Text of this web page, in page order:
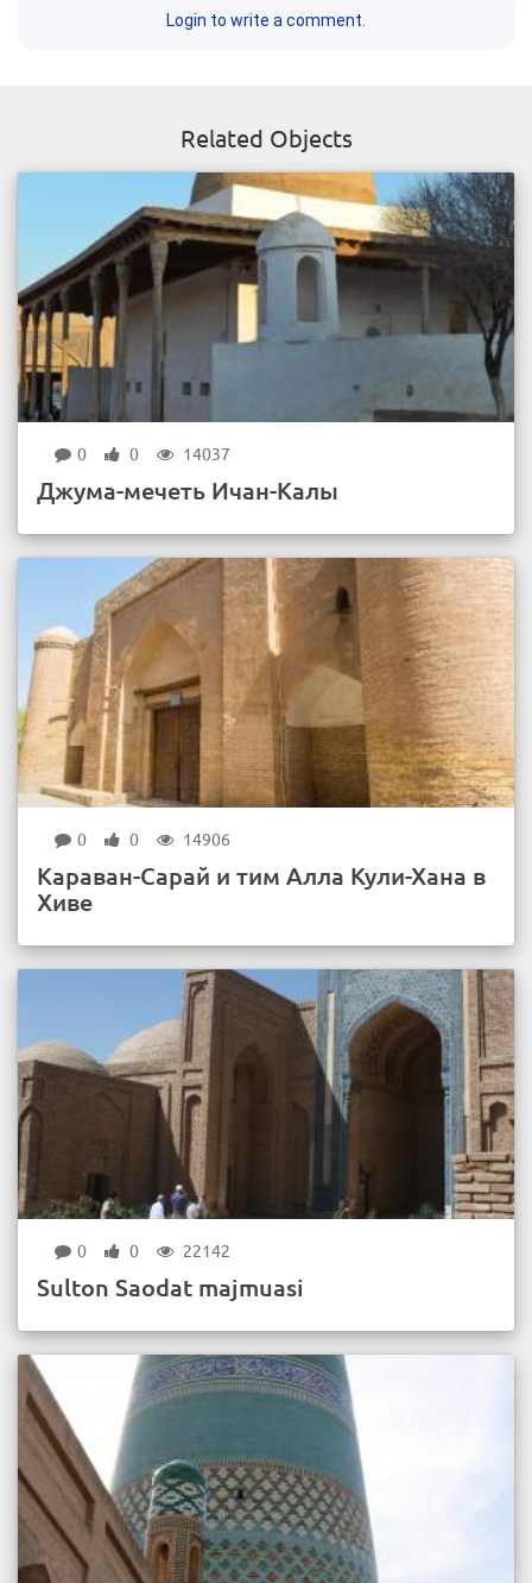
Login to write a comment.
Related Objects
0 0 14037
Джума-мечеть Ичан-Калы
0 0 14906
Караван-Сарай и тим Алла Кули-Хана в
Хиве
0 0 22142
Sulton Saodat majmuasi